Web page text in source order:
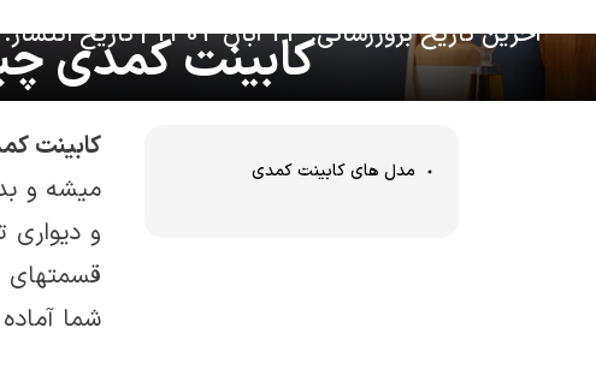
کابینت کمدی چیست؟ 15 مدل متنوعآخرین تاریخ بروزرسانی: 23 آبان 1402 |تاریخ انتشار: 21 فروردین
مدل های کابینت کمدی
کابینت
میشه و
و
قسمتهای
شما